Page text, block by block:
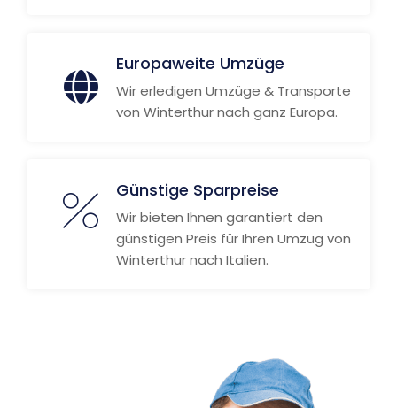
Europaweite Umzüge
Wir erledigen Umzüge & Transporte
von Winterthur nach ganz Europa.
Günstige Sparpreise
Wir bieten Ihnen garantiert den
günstigen Preis für Ihren Umzug von
Winterthur nach Italien.